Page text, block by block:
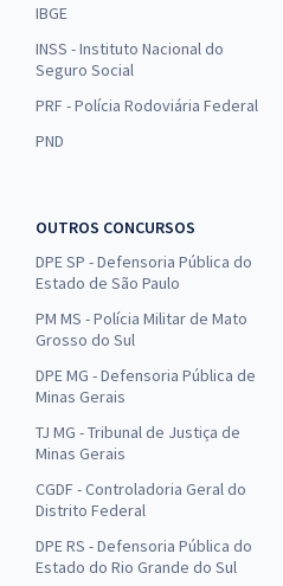
IBGE
INSS - Instituto Nacional do
Seguro Social
PRF - Polícia Rodoviária Federal
PND
OUTROS CONCURSOS
DPE SP - Defensoria Pública do
Estado de São Paulo
PM MS - Polícia Militar de Mato
Grosso do Sul
DPE MG - Defensoria Pública de
Minas Gerais
TJ MG - Tribunal de Justiça de
Minas Gerais
CGDF - Controladoria Geral do
Distrito Federal
DPE RS - Defensoria Pública do
Estado do Rio Grande do Sul